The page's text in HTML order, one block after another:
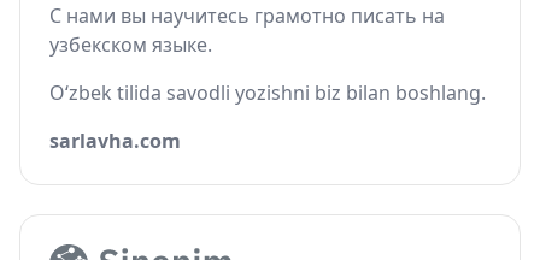
С нами вы научитесь грамотно писать на
узбекском языке.
O‘zbek tilida savodli yozishni biz bilan boshlang.
sarlavha.com